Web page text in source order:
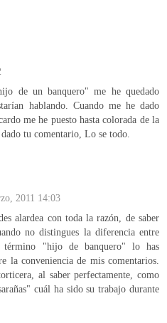
de un banquero" me he quedado
hablando. Cuando me he dado
me he puesto hasta colorada de la
tu comentario, Lo se todo.
2011 14:03
alardea con toda la razón, de saber
no distingues la diferencia entre
término "hijo de banquero" lo has
la conveniencia de mis comentarios.
al saber perfectamente, como
cuál ha sido su trabajo durante